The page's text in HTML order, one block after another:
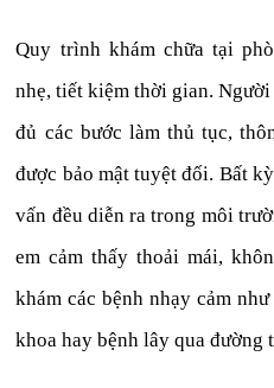
Quy trình khám chữa tại
nhẹ, tiết kiệm thời gian.
đủ các bước làm thủ tục,
được bảo mật tuyệt đối. Bất
vấn đều diễn ra trong môi
em cảm thấy thoải mái,
khám các bệnh nhạy cảm
khoa hay bệnh lây qua đường